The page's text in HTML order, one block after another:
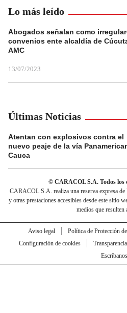
Lo más leído
Abogados señalan como
convenios ente alcaldía de
AMC
13/07/2023
Últimas Noticias
Atentan con explosivos contra el
nuevo peaje de la vía
Cauca
© CARACOL S.A. Todos los
CARACOL S.A. realiza una reserva expresa de
y otras prestaciones accesibles desde este sitio
medios que resulten
Aviso legal Política de Protección
Configuración de cookies
Transparencia
Escríbanos